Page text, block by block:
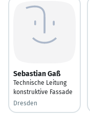
Sebastian Gaß
Technische Leitung
konstruktive Fassade
Dresden